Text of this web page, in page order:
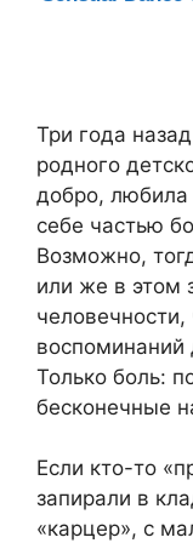
Три года
родного
добро, любила
себе частью
Возможно,
или же в этом
воспоминаний
Только боль:
бесконечные
Если кто-то
запирали в
«карцер», с